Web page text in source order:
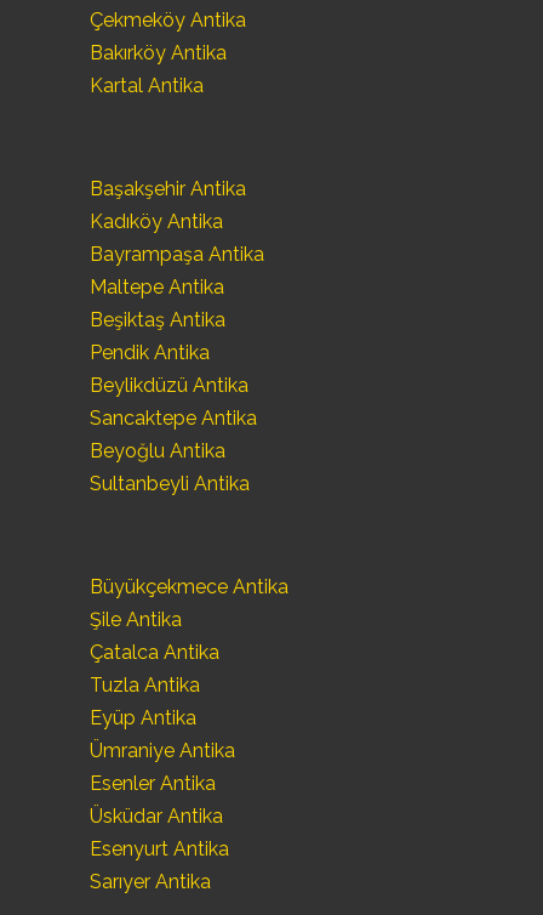
Çekmeköy Antika
Bakırköy Antika
Kartal Antika
Başakşehir Antika
Kadıköy Antika
Bayrampaşa Antika
Maltepe Antika
Beşiktaş Antika
Pendik Antika
Beylikdüzü Antika
Sancaktepe Antika
Beyoğlu Antika
Sultanbeyli Antika
Büyükçekmece Antika
Şile Antika
Çatalca Antika
Tuzla Antika
Eyüp Antika
Ümraniye Antika
Esenler Antika
Üsküdar Antika
Esenyurt Antika
Sarıyer Antika